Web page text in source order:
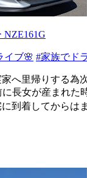
NZE161G
イブ🌸 #家族でド
へ里帰りする為
長女が産まれた
到着してからは